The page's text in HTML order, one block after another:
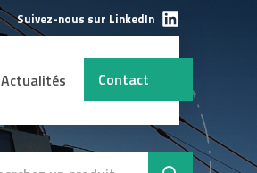
Actualités Contact
Suivez-nous sur LinkedIn